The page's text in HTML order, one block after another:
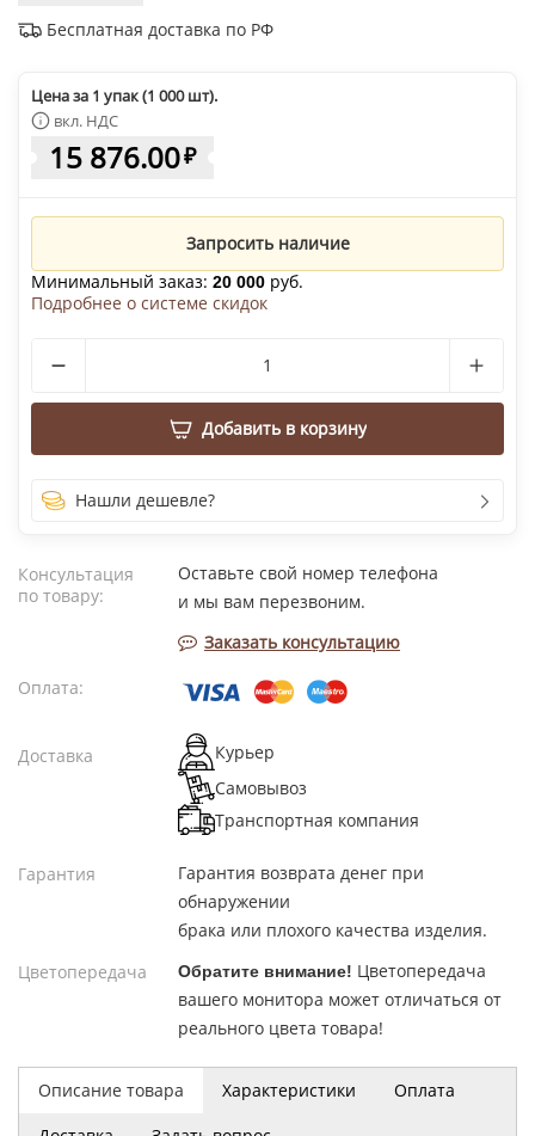
Бесплатная доставка по РФ
Цена за 1 упак (1 000 шт).
вкл. НДС
15 876.00₽
Запросить наличие
Минимальный заказ: 20 000 руб.
Подробнее о системе скидок
Добавить в корзину
Нашли дешевле?
Описание товара Характеристики
Оплата
Консультация
по товару:
Оставьте свой номер телефона
и мы вам перезвоним.
Заказать консультацию
Оплата:
Доставка
Курьер
Самовывоз
Транспортная компания
Гарантия
Гарантия возврата денег при
обнаружении
брака или плохого качества изделия.
Цветопередача
Обратите внимание! Цветопередача
вашего монитора может отличаться от
реального цвета товара!